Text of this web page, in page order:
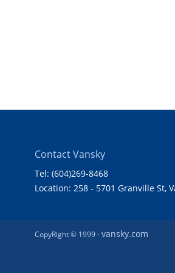
Contact Vansky
Tel: (604)269-8468
Location: 258 - 5701 Granville St,
CopyRight © 1999 -vansky.com